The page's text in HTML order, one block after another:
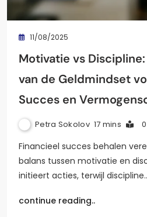
11/08/2025
Motivatie vs
van de Geldmindset
Succes en
Petra Sokolov 17 mins 0
Financieel succes behalen
balans tussen motivatie en
initieert acties, terwijl
continue reading..